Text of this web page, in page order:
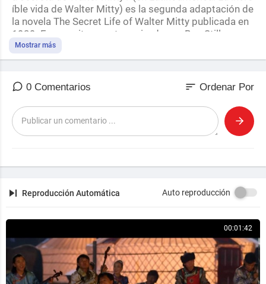
íble vida de Walter Mitty) es la segunda adaptación de
la novela The Secret Life of Walter Mitty publicada en
1939. Fue escrita y protagonizada por Ben Stiller com
o Walter Mitty, y Kristen Wiig una compañera de trabaj
o, Cheryl. Se estrenó en el Festival de Cine de Nueva Y
s Estados Unidos y en España el 25 de diciembre de 2
s mixtas de los críticos. Fue filmada en Los Ángeles, N
ueva York, Groenlandia, Islandia y el Himalaya.
--------------------------------------------------------------------------------
Mostrar más
0 Comentarios sort Ordenar Por
Reproducción Automática Auto reproducción
00:01:42